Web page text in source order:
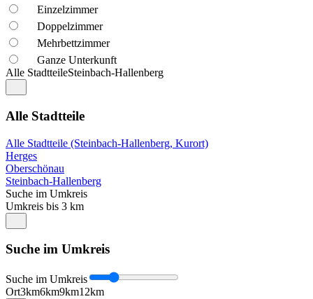
Einzelzimmer
Doppelzimmer
Mehrbettzimmer
Ganze Unterkunft
Alle StadtteileSteinbach-Hallenberg
Alle Stadtteile
Alle Stadtteile (Steinbach-Hallenberg, Kurort)
Herges
Oberschönau
Steinbach-Hallenberg
Suche im Umkreis
Umkreis bis 3 km
Suche im Umkreis
Suche im Umkreis
Ort3km6km9km12km